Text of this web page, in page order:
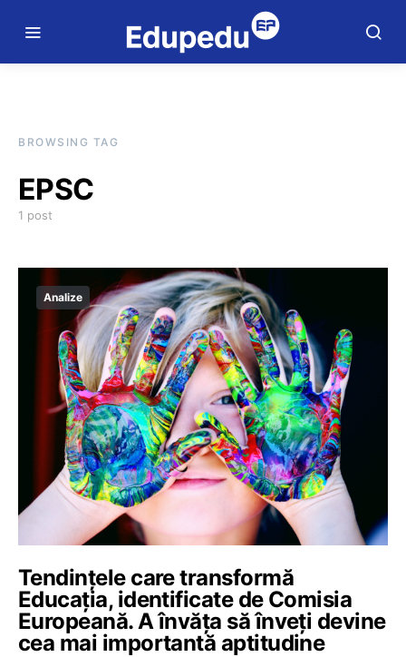
BROWSING TAG
EPSC
1 post
Analize
Tendințele care transformă
Educația, identificate de Comisia
Europeană. A învăța să înveți devine
cea mai importantă aptitudine